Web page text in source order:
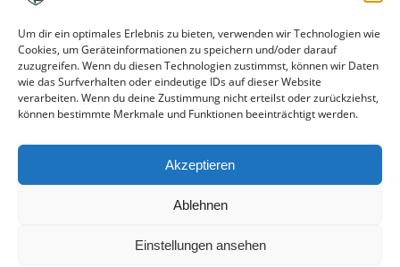
Um dir ein optimales Erlebnis zu bieten, verwenden wir Technologien wie
Cookies, um Geräteinformationen zu speichern und/oder darauf
zuzugreifen. Wenn du diesen Technologien zustimmst, können wir Daten
wie das Surfverhalten oder eindeutige IDs auf dieser Website
verarbeiten. Wenn du deine Zustimmung nicht erteilst oder zurückziehst,
können bestimmte Merkmale und Funktionen beeinträchtigt werden.
Akzeptieren
Ablehnen
Einstellungen ansehen
28. Juli 2026
Neuer Rückensponsor
28. Juli 2026
Neue Podcast-Folge: So tickt Björn!
Eindrücke vom Stadionfest
27. Juli 2026